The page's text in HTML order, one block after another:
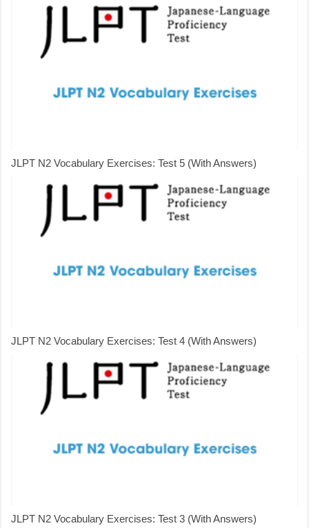
JLPT N2 Vocabulary Exercises: Test 5 (With Answers)
JLPT N2 Vocabulary Exercises: Test 4 (With Answers)
JLPT N2 Vocabulary Exercises: Test 3 (With Answers)